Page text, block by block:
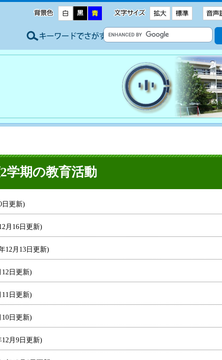
学期の教育活動
日更新)
月16日更新)
12月13日更新)
12日更新)
11日更新)
10日更新)
12月9日更新)